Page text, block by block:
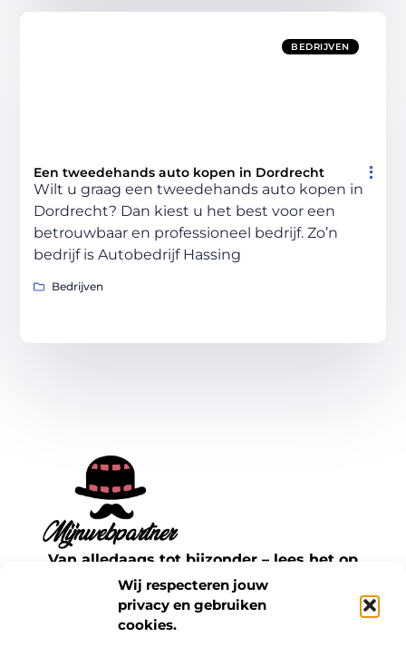
Wij respecteren jouw
privacy en gebruiken
cookies.
BEDRIJVEN
Een tweedehands auto kopen in Dordrecht
Wilt u graag een tweedehands auto kopen in
Dordrecht? Dan kiest u het best voor een
betrouwbaar en professioneel bedrijf. Zo’n
bedrijf is Autobedrijf Hassing
Bedrijven
Van alledaags tot bijzonder – lees het op
mijnwebpartner.nl.
Ontdek inspirerende blogs en artikelen over
alles wat het dagelijks leven te bieden heeft.